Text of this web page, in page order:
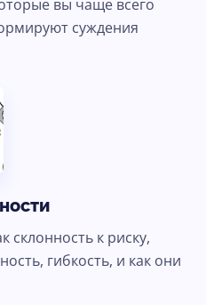
вы чаще всего
суждения
склонность к риску,
гибкость, и как они